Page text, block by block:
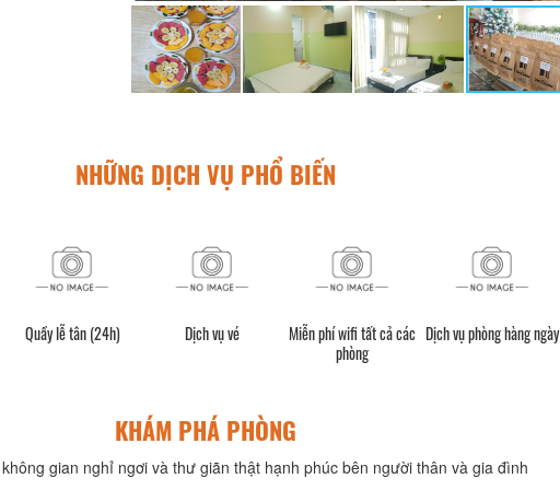
NHỮNG DỊCH VỤ PHỔ BIẾN
Quầy lễ tân (24h) Dịch vụ vé
Miễn phí wifi tất cả các
phòng
Dịch vụ phòng hàng ngày
KHÁM PHÁ PHÒNG
gian nghỉ ngơi và thư giãn thật hạnh phúc bên người thân và gia đình